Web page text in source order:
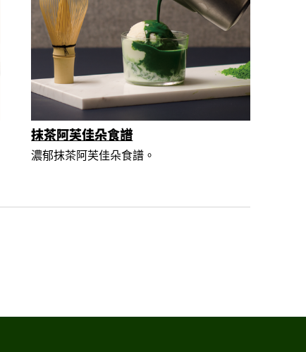
抹茶阿芙佳朵食譜
濃郁抹茶阿芙佳朵食譜。